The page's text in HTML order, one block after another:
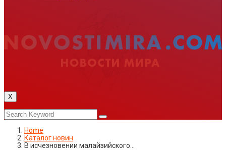
X
Home
Каталог новин
В исчезновении малайзийского…